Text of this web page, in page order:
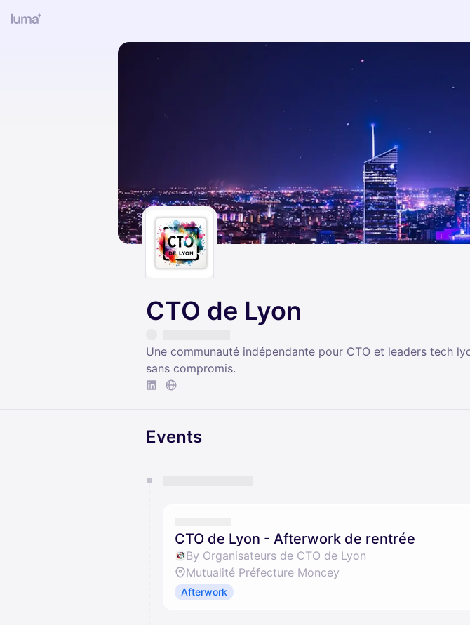
CTO de Lyon
Une communauté indépendante pour CTO et leaders tech
sans compromis.
Events
CTO de Lyon - Afterwork de rentrée
By Organisateurs de CTO de Lyon
Mutualité Préfecture Moncey
Afterwork